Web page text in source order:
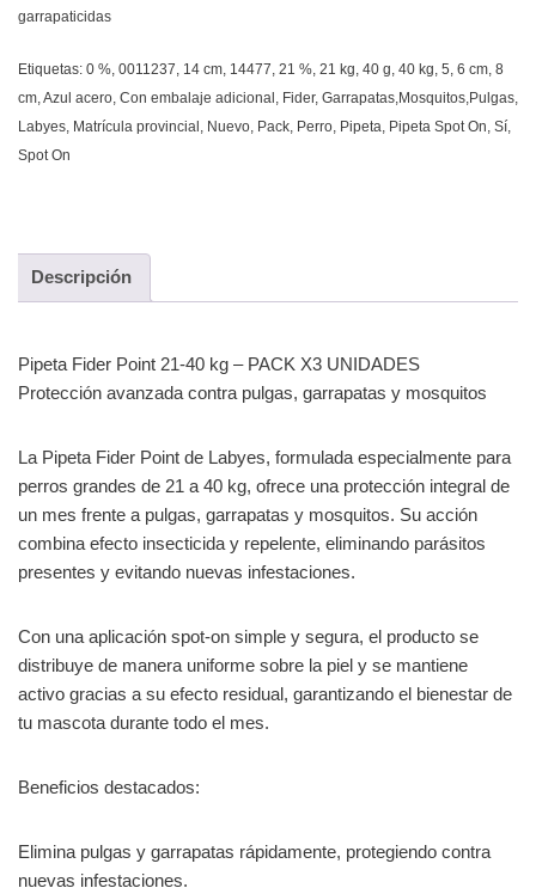
garrapaticidas
Etiquetas: 0 % 0011237 14 cm 14477 21 % 21 kg 40 g 40 kg 5 6 cm 8
cm Azul acero Con embalaje adicional Fider, Garrapatas,Mosquitos,Pulgas
Labyes Matrícula provincial Nuevo Pack Perro Pipeta Pipeta Spot On Sí
Spot On
Descripción
Pipeta Fider Point 21-40 kg – PACK X3 UNIDADES
Protección avanzada contra pulgas, garrapatas y mosquitos
La Pipeta Fider Point de Labyes, formulada especialmente para
perros grandes de 21 a 40 kg, ofrece una protección integral de
un mes frente a pulgas, garrapatas y mosquitos. Su acción
combina efecto insecticida y repelente, eliminando parásitos
presentes y evitando nuevas infestaciones.
Con una aplicación spot-on simple y segura, el producto se
distribuye de manera uniforme sobre la piel y se mantiene
activo gracias a su efecto residual, garantizando el bienestar de
tu mascota durante todo el mes.
Beneficios destacados:
Elimina pulgas y garrapatas rápidamente, protegiendo contra
nuevas infestaciones.